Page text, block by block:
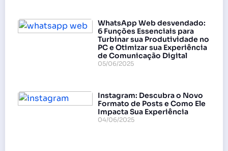
WhatsApp Web desvendado:
6 Funções Essenciais para
Turbinar sua Produtividade no
PC e Otimizar sua Experiência
de Comunicação Digital
05/06/2025
Instagram: Descubra o Novo
Formato de Posts e Como Ele
Impacta Sua Experiência
04/06/2025